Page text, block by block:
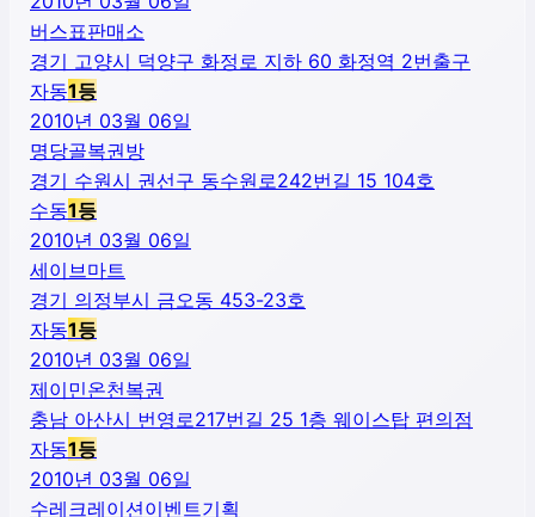
버스표판매소
경기 고양시 덕양구 화정로 지하 60 화정역 2번출구
자동1등
2010년 03월 06일
명당골복권방
경기 수원시 권선구 동수원로242번길 15 104호
수동1등
2010년 03월 06일
세이브마트
경기 의정부시 금오동 453-23호
자동1등
2010년 03월 06일
제이민온천복권
충남 아산시 번영로217번길 25 1층 웨이스탑 편의점
자동1등
2010년 03월 06일
수레크레이션이벤트기획